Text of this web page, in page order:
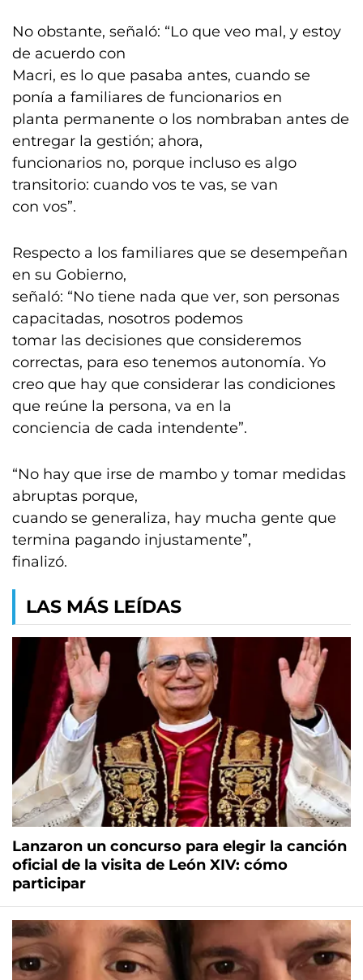
No obstante, señaló: “Lo que veo mal, y estoy
de acuerdo con
Macri, es lo que pasaba antes, cuando se
ponía a familiares de funcionarios en
planta permanente o los nombraban antes de
entregar la gestión; ahora,
funcionarios no, porque incluso es algo
transitorio: cuando vos te vas, se van
con vos”.
Respecto a los familiares que se desempeñan
en su Gobierno,
señaló: “No tiene nada que ver, son personas
capacitadas, nosotros podemos
tomar las decisiones que consideremos
correctas, para eso tenemos autonomía. Yo
creo que hay que considerar las condiciones
que reúne la persona, va en la
conciencia de cada intendente”.
“No hay que irse de mambo y tomar medidas
abruptas porque,
cuando se generaliza, hay mucha gente que
termina pagando injustamente”,
finalizó.
LAS MÁS LEÍDAS
Lanzaron un concurso para elegir la canción
oficial de la visita de León XIV: cómo
participar